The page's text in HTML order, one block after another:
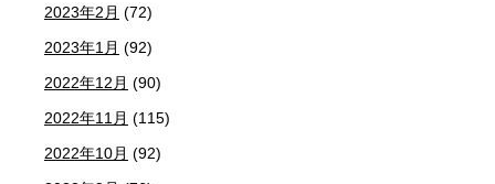
2023年2月 (72)
2023年1月 (92)
2022年12月 (90)
2022年11月 (115)
2022年10月 (92)